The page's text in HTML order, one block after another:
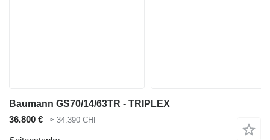
Baumann GS70/14/63TR - TRIPLEX
36.800 €
≈ 34.390 CHF